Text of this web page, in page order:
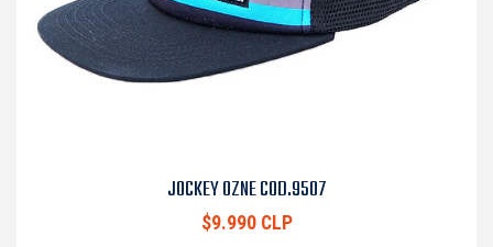
JOCKEY OZNE COD.9507
$9.990 CLP